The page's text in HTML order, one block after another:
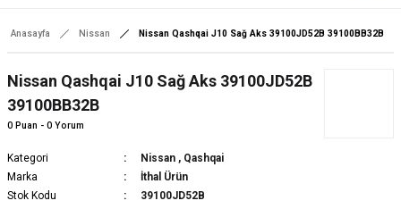
Anasayfa Nissan Nissan Qashqai J10 Sağ Aks 39100JD52B 39100BB32B
Nissan Qashqai J10 Sağ Aks 39100JD52B
39100BB32B
0 Puan - 0 Yorum
Kategori Nissan , Qashqai
Marka
İthal Ürün
Stok Kodu
39100JD52B